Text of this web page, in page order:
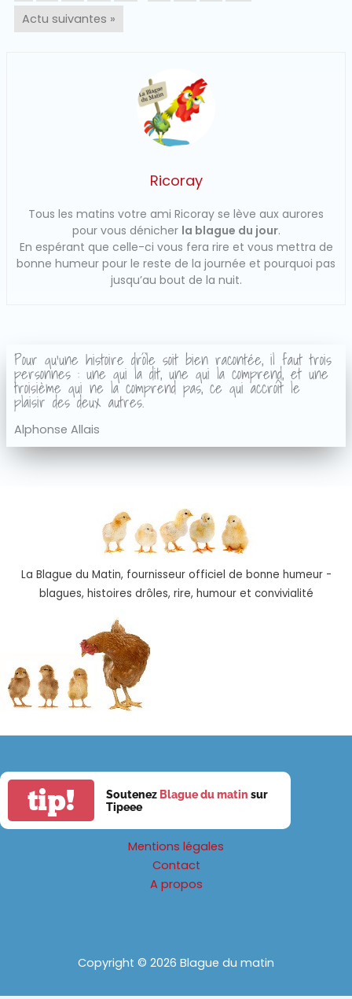
Actu suivantes »
Ricoray
Tous les matins votre ami Ricoray se lève aux aurores
pour vous dénicher la blague du jour.
En espérant que celle-ci vous fera rire et vous mettra de
bonne humeur pour le reste de la journée et pourquoi pas
jusqu’au bout de la nuit.
Pour qu'une histoire drôle soit bien racontée, il faut trois
personnes : une qui la dit, une qui la comprend, et une
troisième qui ne la comprend pas, ce qui accroît le
plaisir des deux autres.
Alphonse Allais
La Blague du Matin, fournisseur officiel de bonne humeur -
blagues, histoires drôles, rire, humour et convivialité
tip! Soutenez Blague du matin sur
Tipeee
Mentions légales
Contact
A propos
Copyright © 2026 Blague du matin